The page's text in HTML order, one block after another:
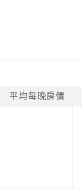
平均每晚房價